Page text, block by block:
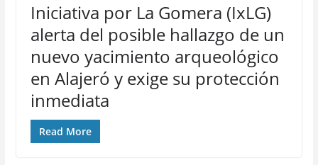
Iniciativa por La Gomera (IxLG)
alerta del posible hallazgo de un
nuevo yacimiento arqueológico
en Alajeró y exige su protección
inmediata
Read More